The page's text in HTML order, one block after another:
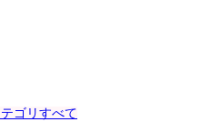
ゴリすべて